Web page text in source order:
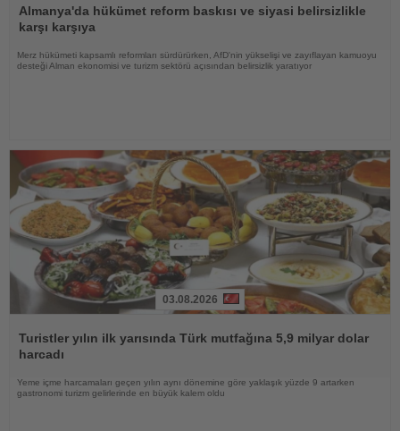
Oku
Almanya'da hükümet reform baskısı ve siyasi belirsizlikle
karşı karşıya
Merz hükümeti kapsamlı reformları sürdürürken, AfD'nin yükselişi ve zayıflayan kamuoyu
desteği Alman ekonomisi ve turizm sektörü açısından belirsizlik yaratıyor
Oku
03.08.2026
Turistler yılın ilk yarısında Türk mutfağına 5,9 milyar dolar
harcadı
Yeme içme harcamaları geçen yılın aynı dönemine göre yaklaşık yüzde 9 artarken
gastronomi turizm gelirlerinde en büyük kalem oldu